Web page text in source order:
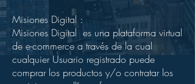
Misiones Digital :
Misiones Digital es una plataforma virtual
de e-commerce a través de la cual
cualquier Usuario registrado puede
comprar los productos y/o contratar los